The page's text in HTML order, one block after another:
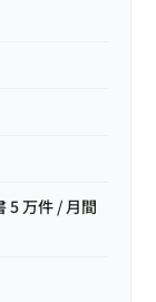
5 万件 / 月間